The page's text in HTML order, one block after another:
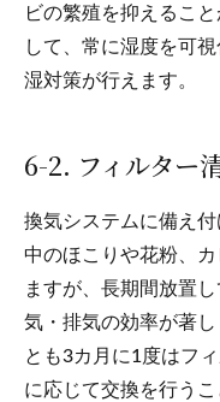
ビの繁殖を抑えるこ
して、常に湿度を可
湿対策が行えます。
6-2. フィルター
換気システムに備え
中のほこりや花粉、
ますが、長期間放置
気・排気の効率が著
とも3カ月に1度はフ
に応じて交換を行う